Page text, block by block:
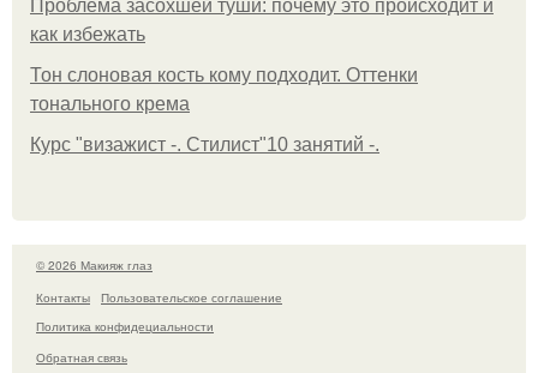
Проблема засохшей туши: почему это происходит и
как избежать
Тон слоновая кость кому подходит. Оттенки
тонального крема
Курс "визажист -. Стилист"10 занятий -.
© 2026 Макияж глаз
Контакты
Пользовательское соглашение
Политика конфидециальности
Обратная связь